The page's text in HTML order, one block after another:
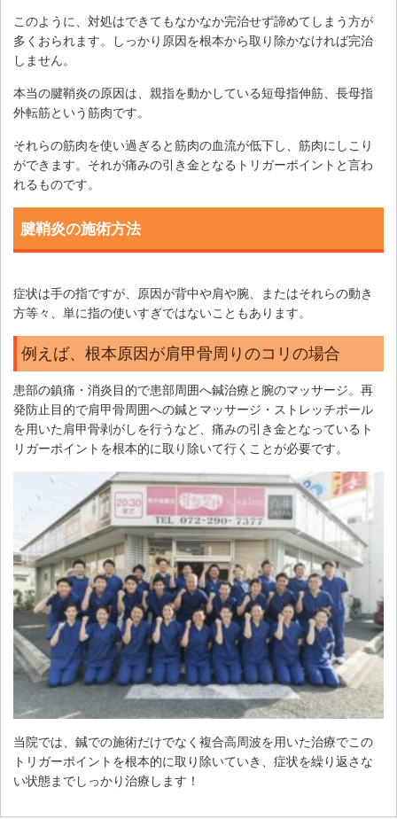
このように、対処はできてもなかなか完治せず諦めてしまう方が
多くおられます。しっかり原因を根本から取り除かなければ完治
しません。
本当の腱鞘炎の原因は、親指を動かしている短母指伸筋、長母指
外転筋という筋肉です。
それらの筋肉を使い過ぎると筋肉の血流が低下し、筋肉にしこり
ができます。それが痛みの引き金となるトリガーポイントと言わ
れるものです。
腱鞘炎の施術方法
症状は手の指ですが、原因が背中や肩や腕、またはそれらの動き
方等々、単に指の使いすぎではないこともあります。
例えば、根本原因が肩甲骨周りのコリの場合
患部の鎮痛・消炎目的で患部周囲へ鍼治療と腕のマッサージ。再
発防止目的で肩甲骨周囲への鍼とマッサージ・ストレッチポール
を用いた肩甲骨剥がしを行うなど、痛みの引き金となっているト
リガーポイントを根本的に取り除いて行くことが必要です。
当院では、鍼での施術だけでなく複合高周波を用いた治療でこの
トリガーポイントを根本的に取り除いていき、症状を繰り返さな
い状態までしっかり治療します！